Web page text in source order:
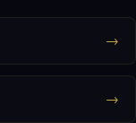
→
→